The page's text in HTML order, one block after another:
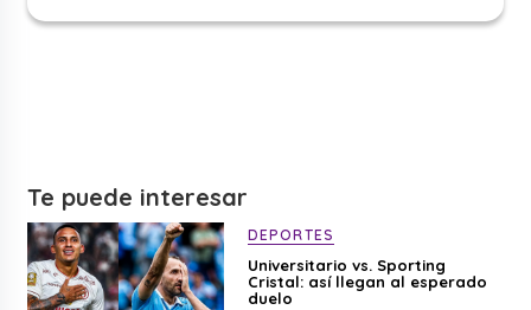
Te puede interesar
DEPORTES
Universitario vs. Sporting
Cristal: así llegan al esperado
duelo